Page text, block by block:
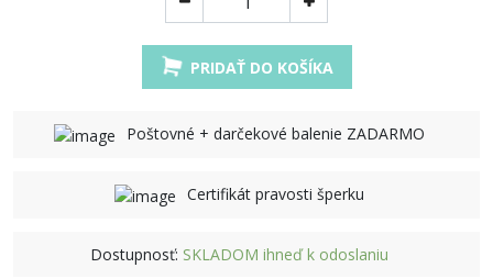
PRIDAŤ DO KOŠÍKA
Poštovné + darčekové balenie ZADARMO
Certifikát pravosti šperku
Dostupnosť: SKLADOM ihneď k odoslaniu